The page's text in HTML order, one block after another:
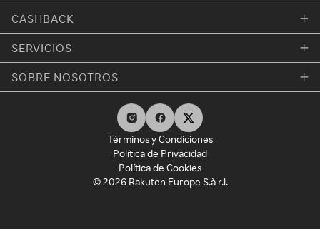
CASHBACK
SERVICIOS
SOBRE NOSOTROS
Términos y Condiciones
Política de Privacidad
Política de Cookies
© 2026 Rakuten Europe S.à r.l.